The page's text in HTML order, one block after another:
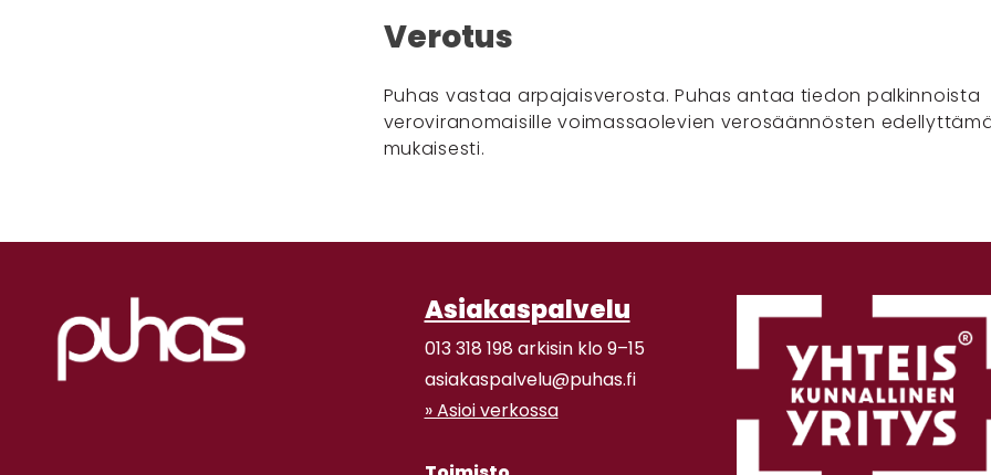
Verotus
Puhas vastaa arpajaisverosta. Puhas antaa tiedon palkinnoista
veroviranomaisille voimassaolevien verosäännösten
mukaisesti.
Asiakaspalvelu
013 318 198 arkisin klo 9–15
asiakaspalvelu@puhas.fi
» Asioi verkossa